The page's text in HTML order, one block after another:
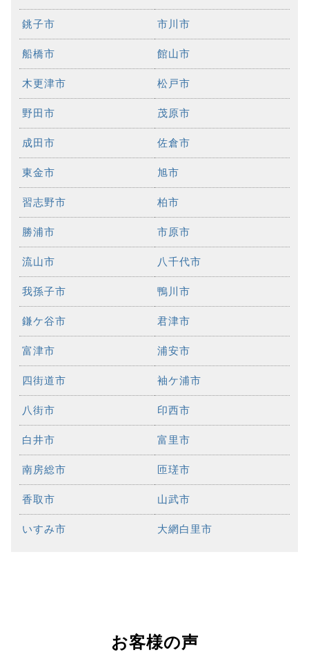
銚子市 市川市
船橋市 館山市
木更津市 松戸市
野田市 茂原市
成田市 佐倉市
東金市 旭市
習志野市 柏市
勝浦市 市原市
流山市 八千代市
我孫子市 鴨川市
鎌ケ谷市 君津市
富津市 浦安市
四街道市 袖ケ浦市
八街市 印西市
白井市 富里市
南房総市 匝瑳市
香取市 山武市
いすみ市 大網白里市
お客様の声